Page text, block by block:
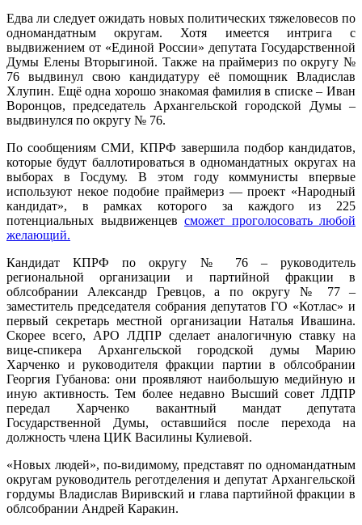
Едва ли следует ожидать новых политических тяжеловесов по
одномандатным округам. Хотя имеется интрига с
выдвижением от «Единой России» депутата Государственной
Думы Елены Вторыгиной. Также на праймериз по округу №
76 выдвинул свою кандидатуру её помощник Владислав
Хлупин. Ещё одна хорошо знакомая фамилия в списке – Иван
Воронцов, председатель Архангельской городской Думы –
выдвинулся по округу № 76.
По сообщениям СМИ, КПРФ завершила подбор кандидатов,
которые будут баллотироваться в одномандатных округах на
выборах в Госдуму. В этом году коммунисты впервые
используют некое подобие праймериз — проект «Народный
кандидат», в рамках которого за каждого из 225
потенциальных выдвиженцев сможет проголосовать любой
желающий.
Кандидат КПРФ по округу № 76 – руководитель
региональной организации и партийной фракции в
облсобрании Александр Гревцов, а по округу № 77 –
заместитель председателя собрания депутатов ГО «Котлас» и
первый секретарь местной организации Наталья Ивашина.
Скорее всего, АРО ЛДПР сделает аналогичную ставку на
вице-спикера Архангельской городской думы Марию
Харченко и руководителя фракции партии в облсобрании
Георгия Губанова: они проявляют наибольшую медийную и
иную активность. Тем более недавно Высший совет ЛДПР
передал Харченко вакантный мандат депутата
Государственной Думы, оставшийся после перехода на
должность члена ЦИК Василины Кулиевой.
«Новых людей», по-видимому, представят по одномандатным
округам руководитель реготделения и депутат Архангельской
гордумы Владислав Виривский и глава партийной фракции в
облсобрании Андрей Каракин.